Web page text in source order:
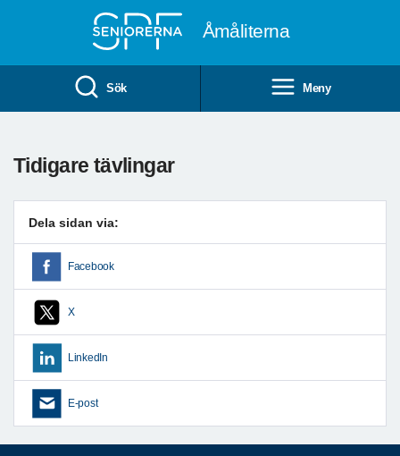
Åmåliterna
Sök Meny
Tidigare tävlingar
Dela sidan via:
Facebook
X
LinkedIn
E-post